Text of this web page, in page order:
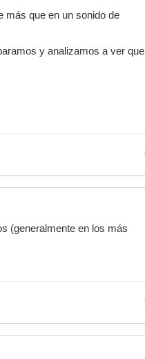
más que en un sonido de
y analizamos a ver que
(generalmente en los más